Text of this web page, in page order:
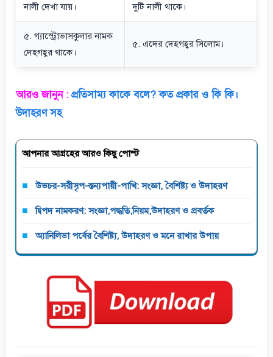
নালী দেখা যায়।
দুটি নালী থাকে।
৫. গ্যাস্ট্রোভাসকুলার নামক
দেহগহ্বর থাকে।
৫. এদের দেহগহ্বর সিলোম।
আরও জানুন : প্রতিসাম্য কাকে বলে? কত প্রকার ও কি কি।
উদাহরণ সহ
আপনার আগ্রহের আরও কিছু পোস্ট
উভচর-সরীসৃপ-স্তন্যপায়ী-পাখি: সংজ্ঞা, বৈশিষ্ট্য ও উদাহরণ
দ্বিপদ নামকরণ: সংজ্ঞা,পদ্ধতি,নিয়ম,উদাহরণ ও প্রবর্তক
অ্যানিলিডা পর্বের বৈশিষ্ট্য, উদাহরণ ও মনে রাখার উপায়